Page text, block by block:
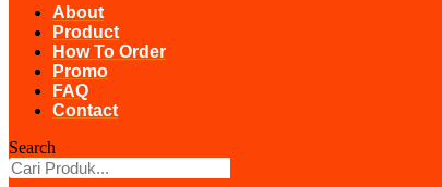
About
Product
How To Order
Promo
FAQ
Contact
Search